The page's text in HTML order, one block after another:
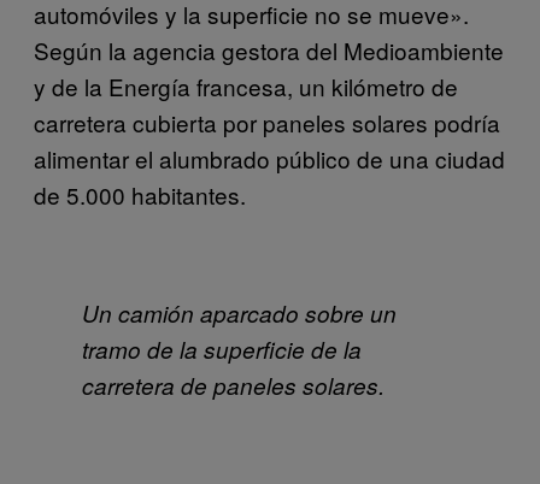
automóviles y la superficie no se mueve».
Según la agencia gestora del Medioambiente
y de la Energía francesa, un kilómetro de
carretera cubierta por paneles solares podría
alimentar el alumbrado público de una ciudad
de 5.000 habitantes.
Un camión aparcado sobre un
tramo de la superficie de la
carretera de paneles solares.